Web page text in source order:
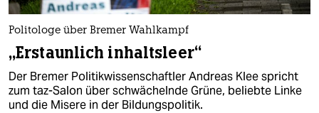
Politologe über Bremer Wahlkampf
„Erstaunlich inhaltsleer“
Der Bremer Politikwissenschaftler Andreas Klee spricht
zum taz-Salon über schwächelnde Grüne, beliebte Linke
und die Misere in der Bildungspolitik.